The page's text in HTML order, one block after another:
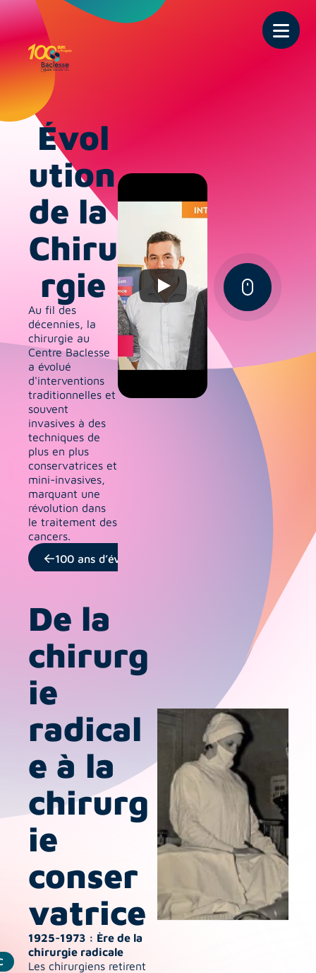
Évol
ution
de la
Chiru
rgie
Au fil des
décennies, la
chirurgie au
Centre Baclesse
a évolué
d'interventions
traditionnelles et
souvent
invasives à des
techniques de
plus en plus
conservatrices et
mini-invasives,
marquant une
révolution dans
le traitement des
cancers.
100 ans d’évolutions
De la
chirurg
ie
radical
e à la
chirurg
ie
conser
vatrice
1925-1973 : Ère de la
chirurgie radicale
Les chirurgiens retirent